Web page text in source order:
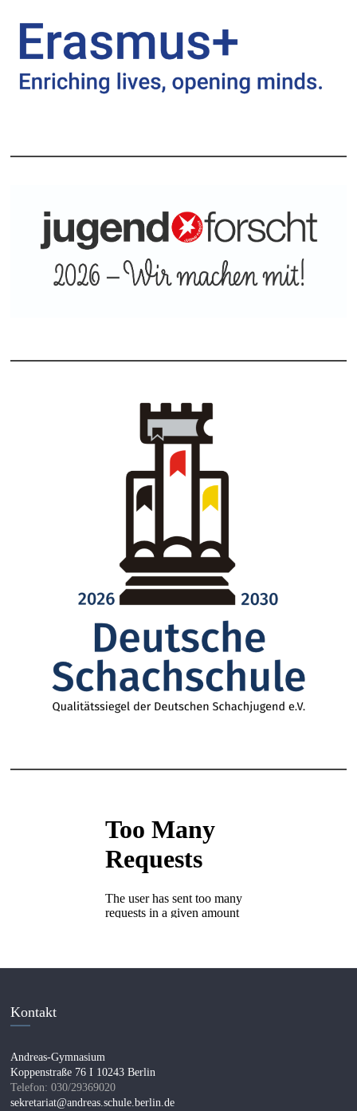
Kontakt
Andreas-Gymnasium
Koppenstraße 76 I 10243 Berlin
Telefon: 030/29369020
sekretariat@andreas.schule.berlin.de